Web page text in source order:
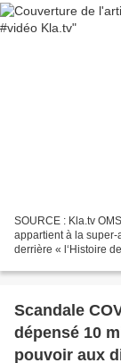
SOURCE : Kla.tv OMS : « La souveraineté nationale, c'était hier, l'avenir
appartient à la
derrière « l‘Histoire
Scandale
dépensé 10
pouvoir aux